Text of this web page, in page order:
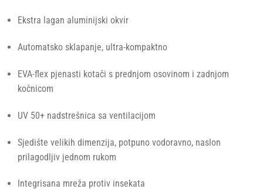
Ekstra lagan aluminijski okvir
Automatsko sklapanje, ultra-kompaktno
EVA-flex pjenasti kotači s prednjom osovinom i zadnjom
kočnicom
UV 50+ nadstrešnica sa ventilacijom
Sjedište velikih dimenzija, potpuno vodoravno, naslon
prilagodljiv jednom rukom
Integrisana mreža protiv insekata